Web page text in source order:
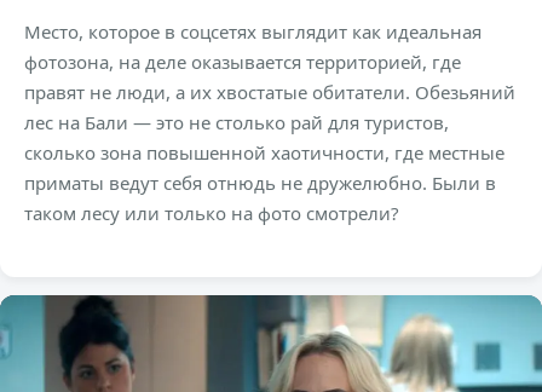
Место, которое в соцсетях выглядит как идеальная
фотозона, на деле оказывается территорией, где
правят не люди, а их хвостатые обитатели. Обезьяний
лес на Бали — это не столько рай для туристов,
сколько зона повышенной хаотичности, где местные
приматы ведут себя отнюдь не дружелюбно. Были в
таком лесу или только на фото смотрели?